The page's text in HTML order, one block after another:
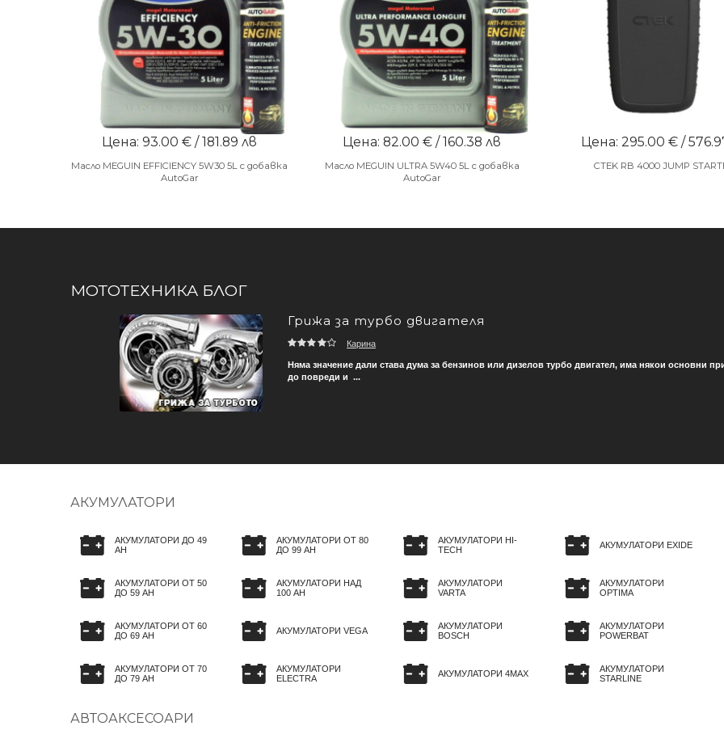
Цена: 93.00 € / 181.89 лв
Масло MEGUIN EFFICIENCY 5W30 5L с добавка
AutoGar
Цена: 82.00 € / 160.38 лв
Масло MEGUIN ULTRA 5W40 5L с добавка
AutoGar
Цена: 295.00 € /
CTEK RB 4000 JUMP
МОТОТЕХНИКА БЛОГ
Грижа за турбо двигателя
Карина
Няма значение дали става дума за бензинов или дизелов турбо двигател, има някои основни
до повреди и ...
АКУМУЛАТОРИ
АКУМУЛАТОРИ ДО 49
AH
АКУМУЛАТОРИ ОТ 50
ДО 59 AH
АКУМУЛАТОРИ ОТ 60
ДО 69 AH
АКУМУЛАТОРИ ОТ 70
ДО 79 AH
АКУМУЛАТОРИ ОТ 80
ДО 99 AH
АКУМУЛАТОРИ НАД
100 AH
АКУМУЛАТОРИ VEGA
АКУМУЛАТОРИ
ELECTRA
АКУМУЛАТОРИ HI-
TECH
АКУМУЛАТОРИ
VARTA
АКУМУЛАТОРИ
BOSCH
АКУМУЛАТОРИ 4MAX
АКУМУЛАТОРИ EXIDE
АКУМУЛАТОРИ
OPTIMA
АКУМУЛАТОРИ
POWERBAT
АКУМУЛАТОРИ
STARLINE
АВТОАКСЕСОАРИ